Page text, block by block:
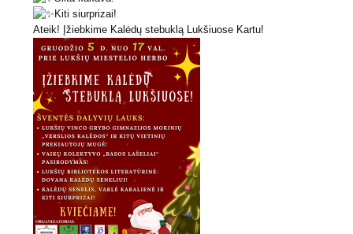
Kiti siurprizai!
Ateik! Įžiebkime Kalėdų stebuklą Lukšiuose Kartu!